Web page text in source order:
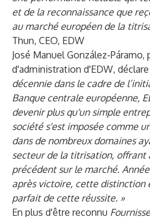
et de la reconnaissance que
au marché européen de la
Thun, CEO, EDW
José Manuel González-
d'administration d'EDW, déclare
décennie dans le cadre de
Banque centrale européenne,
devenir plus qu'un simple
société s'est imposée comme
dans de nombreux domaines
secteur de la titrisation, offrant
précédent sur le marché.
après victoire, cette distinction
parfait de cette réussite. »
En plus d'être reconnu